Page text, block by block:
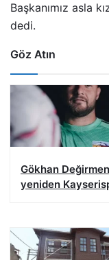
Başkanımız asla
dedi.
Göz Atın
Gökhan
yeniden